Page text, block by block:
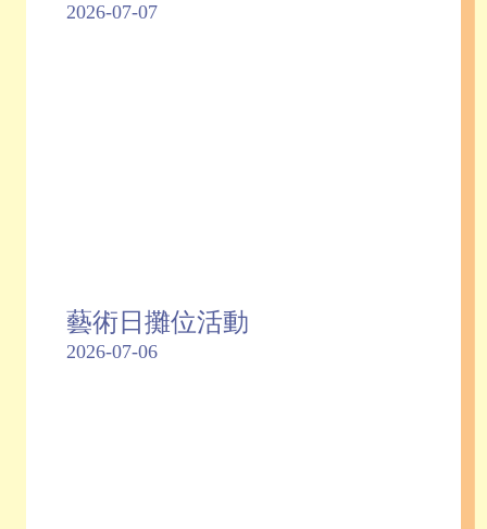
2026-07-07
藝術日攤位活動
2026-07-06